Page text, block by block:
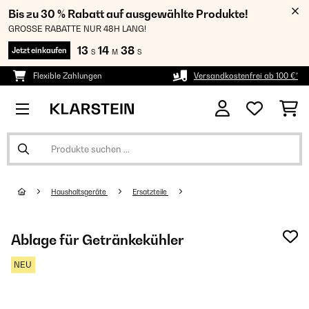
Bis zu 30 % Rabatt auf ausgewählte Produkte!
GROSSE RABATTE NUR 48H LANG!
Jetzt einkaufen 13 S 14 M 38 S
Flexible Zahlungen Versandkostenfrei ab 100 €*
Haushaltsgeräte Ersatzteile
Ablage für Getränkekühler
NEU